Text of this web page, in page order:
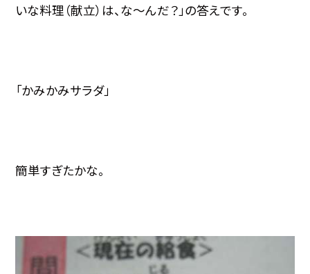
いな料理（献立）は、な〜んだ？」の答えです。
「かみかみサラダ」
簡単すぎたかな。